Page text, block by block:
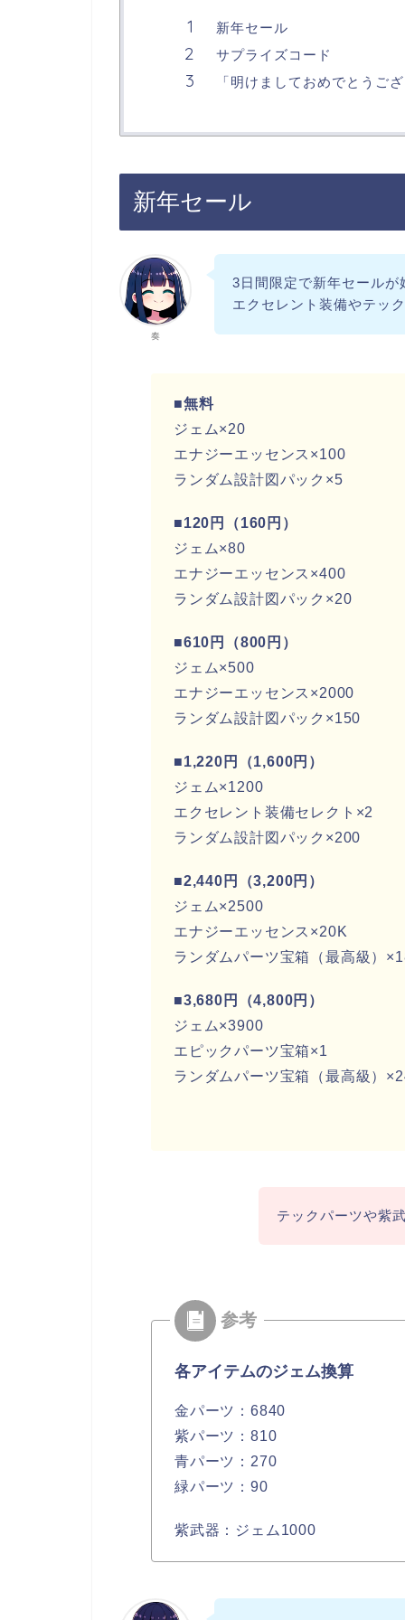
新年セール
サプライズコード
「明けましておめでとうご
新年セール
奏
3日間限定で新年セールが
エクセレント装備やテッ
■無料
ジェム×20
エナジーエッセンス×100
ランダム設計図パック×5
■120円（160円）
ジェム×80
エナジーエッセンス×400
ランダム設計図パック×20
■610円（800円）
ジェム×500
エナジーエッセンス×2000
ランダム設計図パック×150
■1,220円（1,600円）
ジェム×1200
エクセレント装備セレクト×2
ランダム設計図パック×200
■2,440円（3,200円）
ジェム×2500
エナジーエッセンス×20K
ランダムパーツ宝箱（最高級）
■3,680円（4,800円）
ジェム×3900
エピックパーツ宝箱×1
ランダムパーツ宝箱（最高級）
テックパーツや紫
各アイテムのジェム換算
金パーツ：6840
紫パーツ：810
青パーツ：270
緑パーツ：90
紫武器：ジェム1000